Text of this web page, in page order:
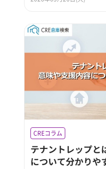
CREコラム
テナントレップと
について分かりや